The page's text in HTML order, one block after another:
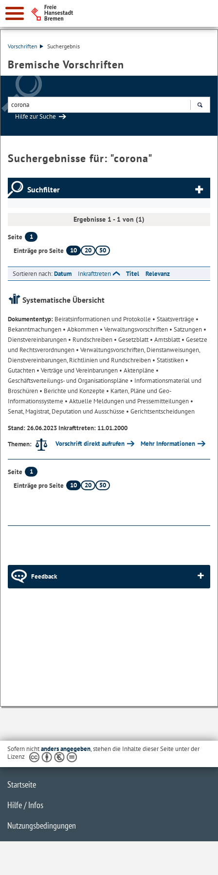
Vorschriften Suchergebnis
Bremische Vorschriften
Hilfe zur Suche
Suchergebnisse für: "corona"
Suchfilter
Ergebnisse 1 - 1 von (1)
Seite
1
Einträge pro Seite
10 20 50
Sortieren nach:Datum Inkrafttreten Titel Relevanz
Systematische Übersicht
Dokumententyp: Beiratsinformationen und Protokolle • Staatsverträge •
Bekanntmachungen • Abkommen • Verwaltungsvorschriften • Satzungen •
Dienstvereinbarungen • Rundschreiben • Gesetzblatt• Amtsblatt• Gesetze
und Rechtsverordnungen • Verwaltungsvorschriften, Dienstanweisungen,
Dienstvereinbarungen, Richtlinien und Rundschreiben • Statistiken •
Gutachten • Verträge und Vereinbarungen • Aktenpläne •
Geschäftsverteilungs- und Organisationspläne • Informationsmaterial und
Broschüren • Berichte und Konzepte • Karten, Pläne und Geo-
Informationssysteme • Aktuelle Meldungen und Pressemitteilungen •
Senat, Magistrat, Deputation und Ausschüsse • Gerichtsentscheidungen
Stand: 26.06.2023 Inkrafttreten: 11.01.2000
Themen:
Vorschrift direkt aufrufen Mehr Informationen
Seite
1
Einträge pro Seite
10 20 50
Feedback
Sofern nichtanders angegeben, stehen die Inhalte dieser Seite unter der
Lizenz
Startseite
Hilfe / Infos
Nutzungsbedingungen